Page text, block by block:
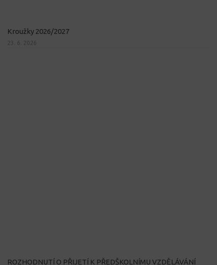
Kroužky 2026/2027
23. 6. 2026
ROZHODNUTÍ O PŘIJETÍ K PŘEDŠKOLNÍMU VZDĚLÁVÁNÍ